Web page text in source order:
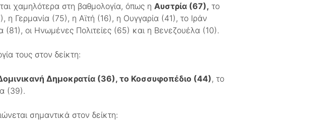
χαμηλότερα στη βαθμολογία, όπως η Αυστρία (67), το
η Γερμανία (75), η Αϊτή (16), η Ουγγαρία (41), το Ιράν
οι Ηνωμένες Πολιτείες (65) και η Βενεζουέλα (10).
τους στον δείκτη:
Δημοκρατία (36), το Κοσσυφοπέδιο (44), το
(39).
σημαντικά στον δείκτη: